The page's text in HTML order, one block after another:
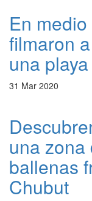
En
filmaron
una
31 Mar 2020
una
ballenas
Chubut